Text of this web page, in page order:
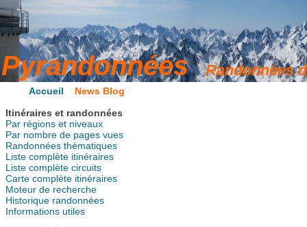
Accueil
News Blog
Itinéraires et randonnées
Par régions et niveaux
Par nombre de pages vues
Randonnées thématiques
Liste complète itinéraires
Liste complète circuits
Carte complète itinéraires
Moteur de recherche
Historique randonnées
Informations utiles